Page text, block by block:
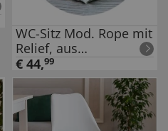
WC-Sitz Mod. Rope mit
Relief, aus
bruchstabilem
Thermoplast
€ 44,99